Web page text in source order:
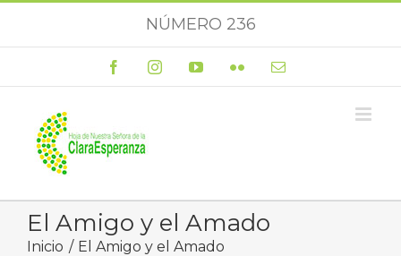
NÚMERO 236
FacebookInstagramYouTubeFlickr Correo
El Amigo y el Amado
Inicio El Amigo y el Amado